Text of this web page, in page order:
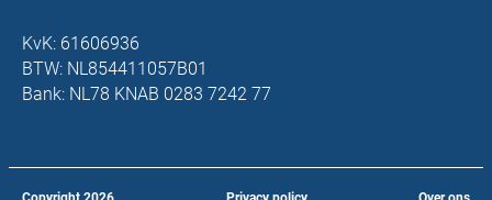
KvK: 61606936
BTW: NL854411057B01
Bank: NL78 KNAB 0283 7242 77